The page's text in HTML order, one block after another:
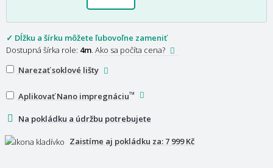
✓ Dĺžku a šírku môžete ľubovoľne zameniť
Dostupná šírka role: 4m Ako sa počíta cena?
Narezať soklové lišty
Na pokládku a údržbu potrebujete
Aplikovať Nano impregnáciu™
Zaistíme aj pokládku za: 7 999 Kč